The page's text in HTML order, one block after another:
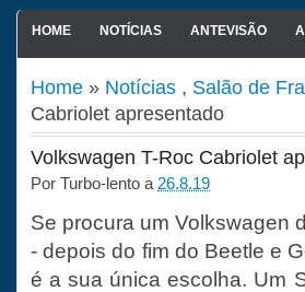
HOME NOTÍCIAS ANTEVISÃO
Home » Notícias , Salão de
Cabriolet apresentado
Volkswagen T-Roc Cabriolet
Por Turbo-lento a 26.8.19
Se procura um Volkswagen
- depois do fim do Beetle e
é a sua única escolha. Um